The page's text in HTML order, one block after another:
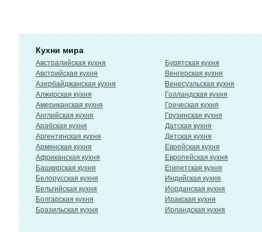
Кухни мира
Австралийская кухня
Австрийская кухня
Азербайджанская кухня
Алжирская кухня
Американская кухня
Английская кухня
Арабская кухня
Аргентинская кухня
Армянская кухня
Африканская кухня
Башкирская кухня
Белорусская кухня
Бельгийская кухня
Болгарская кухня
Бразильская кухня
Бурятская кухня
Венгерская кухня
Венесуэльская кухня
Голландская кухня
Греческая кухня
Грузинская кухня
Датская кухня
Детская кухня
Еврейская кухня
Европейская кухня
Египетская кухня
Индийская кухня
Иорданская кухня
Иракская кухня
Ирландская кухня